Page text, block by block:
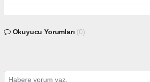
Okuyucu Yorumları (0)